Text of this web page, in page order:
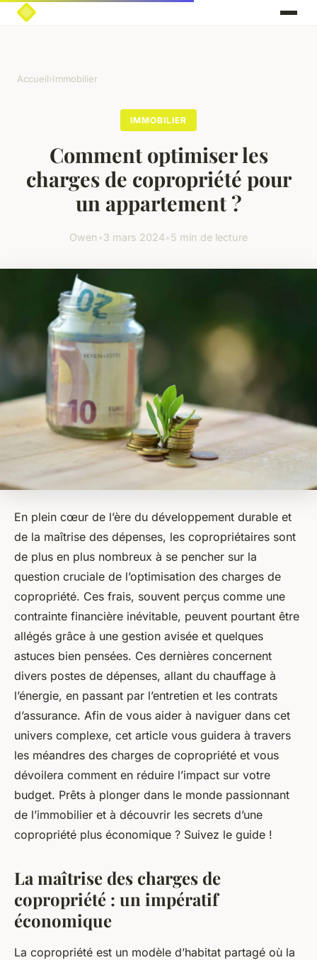
Accueil›Immobilier
IMMOBILIER
Comment optimiser les
charges de copropriété pour
un appartement ?
Owen •3 mars 2024•5 min de lecture
En plein cœur de l’ère du développement durable et
de la maîtrise des dépenses, les copropriétaires sont
de plus en plus nombreux à se pencher sur la
question cruciale de l’optimisation des charges de
copropriété. Ces frais, souvent perçus comme une
contrainte financière inévitable, peuvent pourtant être
allégés grâce à une gestion avisée et quelques
astuces bien pensées. Ces dernières concernent
divers postes de dépenses, allant du chauffage à
l’énergie, en passant par l’entretien et les contrats
d’assurance. Afin de vous aider à naviguer dans cet
univers complexe, cet article vous guidera à travers
les méandres des charges de copropriété et vous
dévoilera comment en réduire l’impact sur votre
budget. Prêts à plonger dans le monde passionnant
de l’immobilier et à découvrir les secrets d’une
copropriété plus économique ? Suivez le guide !
La maîtrise des charges de
copropriété : un impératif
économique
La copropriété est un modèle d’habitat partagé où la